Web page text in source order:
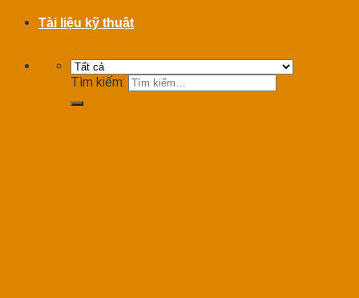
Tài liệu kỹ thuật
Tìm kiếm: